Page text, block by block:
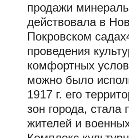
продажи
действовала в
Покровском
проведения
комфортных
можно было
1917 г. его
зон города, стала
жителей и